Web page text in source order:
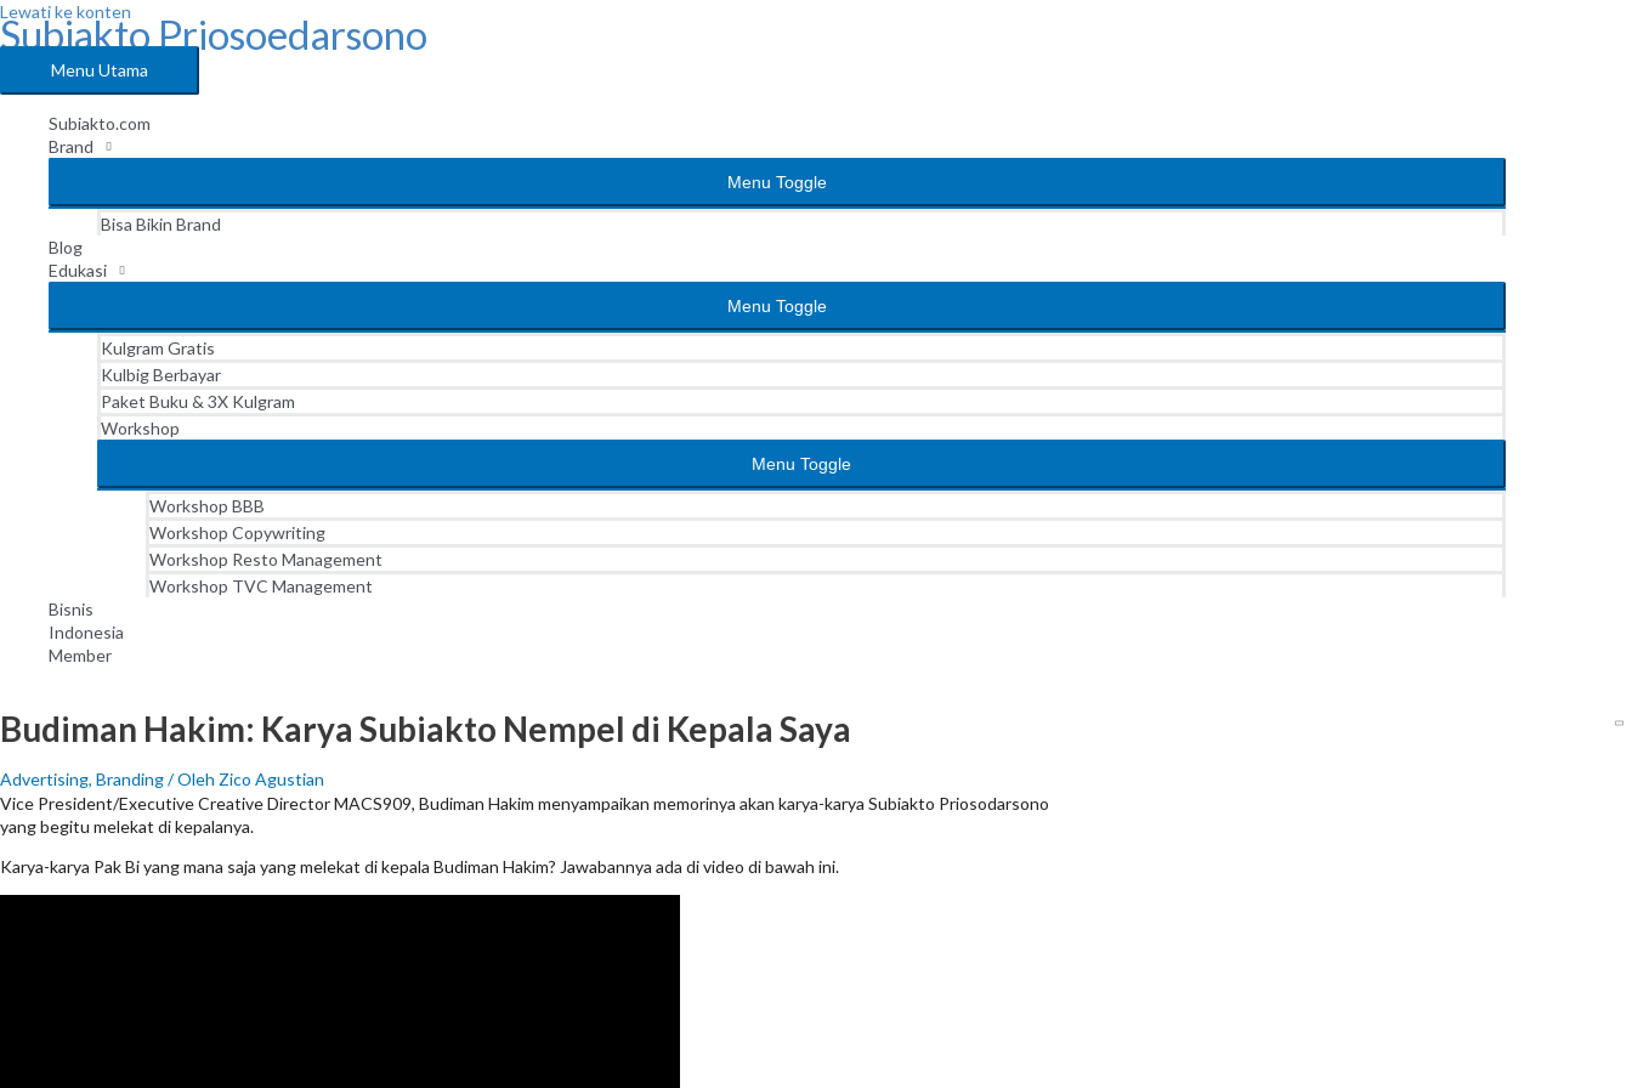
Lewati ke konten
Subiakto Priosoedarsono
Menu Utama
Subiakto.com
Brand
Menu Toggle
Bisa Bikin Brand
Blog
Edukasi
Menu Toggle
Kulgram Gratis
Kulbig Berbayar
Paket Buku & 3X Kulgram
Workshop
Menu Toggle
Workshop BBB
Workshop Copywriting
Workshop Resto Management
Workshop TVC Management
Bisnis
Indonesia
Member
Budiman Hakim: Karya Subiakto Nempel di Kepala Saya
Advertising, Branding/ Oleh Zico Agustian
Vice President/Executive Creative Director MACS909, Budiman Hakim menyampaikan memorinya akan karya-karya Subiakto Priosodarsono
yang begitu melekat di kepalanya.
Karya-karya Pak Bi yang mana saja yang melekat di kepala Budiman Hakim? Jawabannya ada di video di bawah ini.